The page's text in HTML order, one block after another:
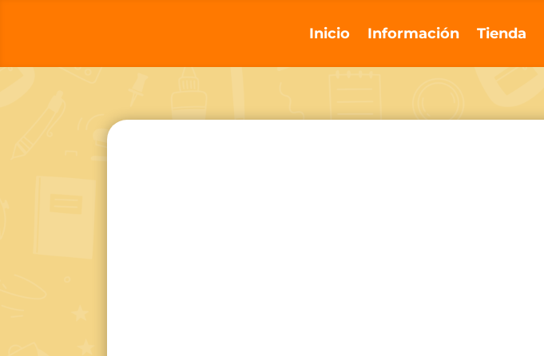
Inicio Información Tienda